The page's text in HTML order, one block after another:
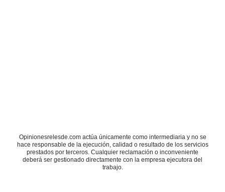
Opinionesrelesde.com actúa únicamente como intermediaria y no se
hace responsable de la ejecución, calidad o resultado de los servicios
prestados por terceros. Cualquier reclamación o inconveniente
deberá ser gestionado directamente con la empresa ejecutora del
trabajo.